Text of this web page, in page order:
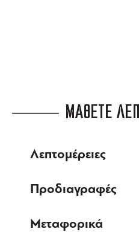
ΜΑΘΕΤΕ
Λεπτομέρειες
Προδιαγραφές
Μεταφορικά